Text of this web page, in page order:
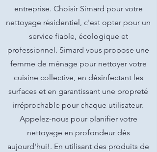
entreprise. Choisir Simard pour votre
nettoyage résidentiel, c'est opter pour un
service fiable, écologique et
professionnel. Simard vous propose une
femme de ménage pour nettoyer votre
cuisine collective, en désinfectant les
surfaces et en garantissant une propreté
irréprochable pour chaque utilisateur.
Appelez-nous pour planifier votre
nettoyage en profondeur dès
aujourd'hui!. En utilisant des produits de